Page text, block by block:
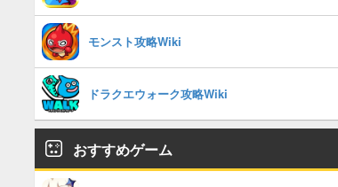
モンスト攻略Wiki
ドラクエウォーク攻略Wiki
おすすめゲーム